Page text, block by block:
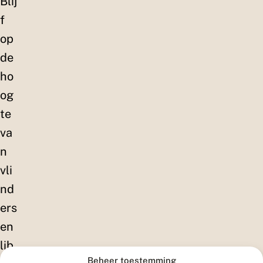
Beheer toestemming
f
op
de
ho
og
te
va
n
vli
nd
ers
en
lib